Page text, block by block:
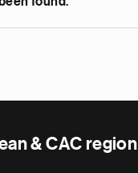
& CAC region